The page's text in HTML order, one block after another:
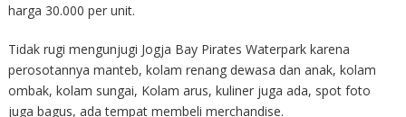
harga 30.000 per unit.
Tidak rugi mengunjugi Jogja Bay Pirates Waterpark karena
perosotannya manteb, kolam renang dewasa dan anak, kolam
ombak, kolam sungai, Kolam arus, kuliner juga ada, spot foto
juga bagus, ada tempat membeli merchandise.